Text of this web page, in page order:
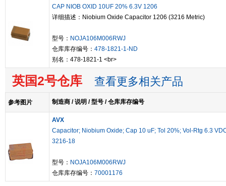
CAP NIOB OXID 10UF 20% 6.3V 1206
详细描述：Niobium Oxide Capacitor 1206 (3216 Metric)
型号： NOJA106M006RWJ
仓库库存编号： 478-1821-1-ND
别名：478-1821-1 <br>
英国2号仓库 查看更多相关产品
参考图片 制造商 / 说明 / 型号 / 仓库库存编号
AVX
Capacitor; Niobium Oxide; Cap 10 uF; Tol 20%; Vol-Rtg 6.3
3216-18
型号： NOJA106M006RWJ
仓库库存编号： 70001176